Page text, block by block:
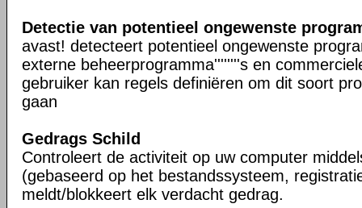
Detectie van potentieel ongewenste
avast! detecteert potentieel ongewenste
externe beheerprogramma''''''''s en
gebruiker kan regels definiëren om dit soort
gaan
Gedrags Schild
Controleert de activiteit op uw computer
(gebaseerd op het bestandssysteem,
meldt/blokkeert elk verdacht gedrag.